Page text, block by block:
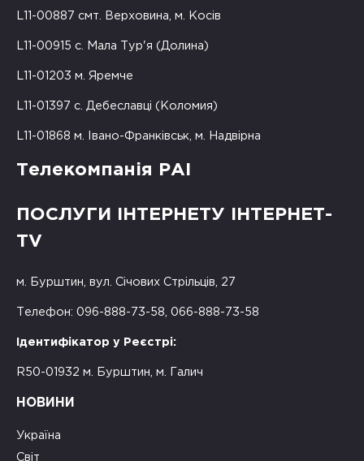
L11-00887 смт. Верховина, м. Косів
L11-00915 с. Мала Тур'я (Долина)
L11-01203 м. Яремче
L11-01397 с. Дебеславці (Коломия)
L11-01868 м. Івано-Франківськ, м. Надвірна
Телекомпанія РАІ
ПОСЛУГИ ІНТЕРНЕТУ ІНТЕРНЕТ-
TV
м. Бурштин, вул. Січових Стрільців, 27
Телефон: 096-888-73-58, 066-888-73-58
Ідентифікатор у Реєстрі:
R50-01932 м. Бурштин, м. Галич
НОВИНИ
Україна
Світ